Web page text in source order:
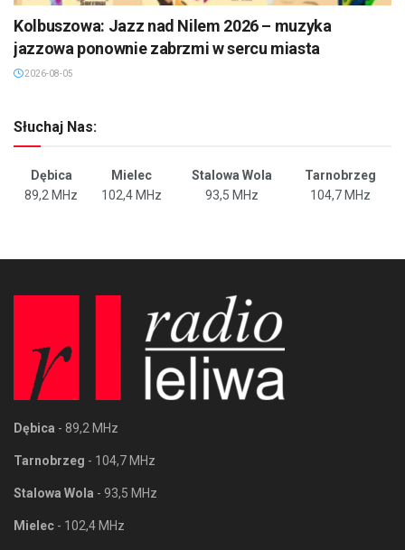
Kolbuszowa: Jazz nad Nilem 2026 – muzyka
jazzowa ponownie zabrzmi w sercu miasta
2026-08-05
Słuchaj Nas:
Dębica Mielec Stalowa Wola
Tarnobrzeg
89,2 MHz
102,4 MHz 93,5 MHz 104,7 MHz
Dębica - 89,2 MHz
Tarnobrzeg - 104,7 MHz
Stalowa Wola - 93,5 MHz
Mielec - 102,4 MHz